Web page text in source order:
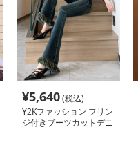
¥5,640(税込)
Y2Kファッション フリン
ジ付きブーツカットデニ